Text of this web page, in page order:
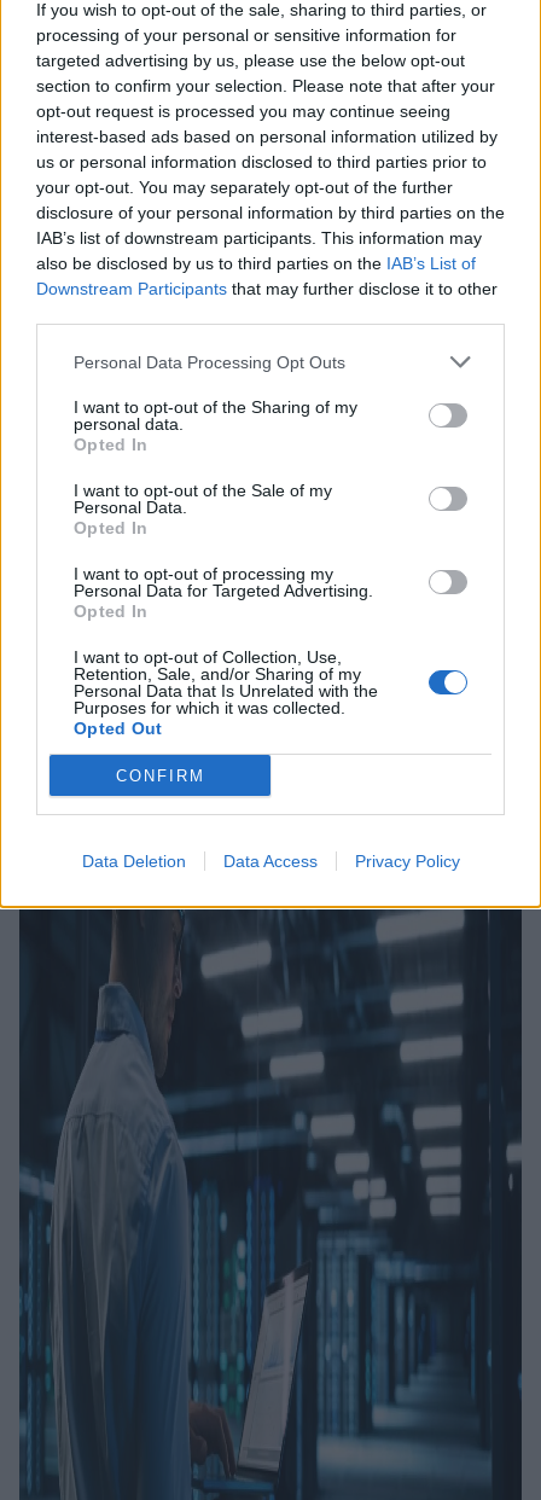
If you wish to opt-out of the sale, sharing to third parties, or
processing of your personal or sensitive information for
targeted advertising by us, please use the below opt-out
section to confirm your selection. Please note that after your
opt-out request is processed you may continue seeing
interest-based ads based on personal information utilized by
us or personal information disclosed to third parties prior to
your opt-out. You may separately opt-out of the further
disclosure of your personal information by third parties on the
IAB’s list of downstream participants. This information may
also be disclosed by us to third parties on the IAB’s List of
Downstream Participants that may further disclose it to other
Personal Data Processing Opt Outs
I want to opt-out of the Sharing of my
personal data.
Opted In
I want to opt-out of the Sale of my
Personal Data.
Opted In
I want to opt-out of processing my
Personal Data for Targeted Advertising.
Opted In
I want to opt-out of Collection, Use,
Retention, Sale, and/or Sharing of my
Personal Data that Is Unrelated with the
Purposes for which it was collected.
Opted Out
CONFIRM
Data Deletion Data Access Privacy Policy
Valorizzare il capitale
umano della ricerca:
sinergie per il futuro
tra università e
imprese
29 LUGLIO 2025